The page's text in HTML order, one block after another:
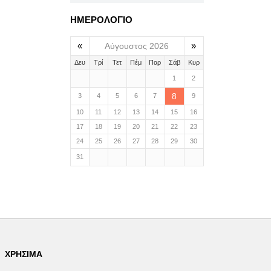
ΗΜΕΡΟΛΟΓΙΟ
« Αύγουστος 2026 »
Δευ Τρί Τετ Πέμ Παρ Σάβ Κυρ
1 2
3 4 5 6 7 8 9
10 11 12 13 14 15
16
17
18 19 20 21 22
23
24
25 26 27 28 29 30
31
ΧΡΉΣΙΜΑ